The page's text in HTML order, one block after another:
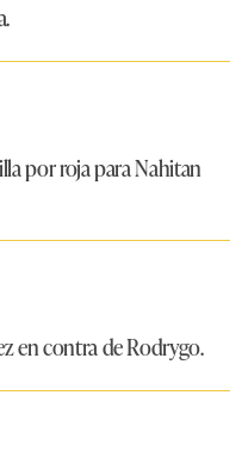
por roja para Nahitan
en contra de Rodrygo.